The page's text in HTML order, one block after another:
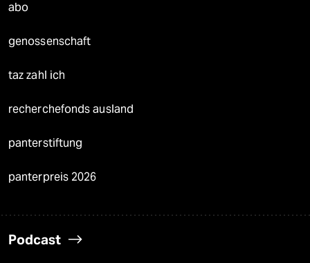
abo
genossenschaft
taz zahl ich
recherchefonds ausland
panterstiftung
panterpreis 2026
Podcast